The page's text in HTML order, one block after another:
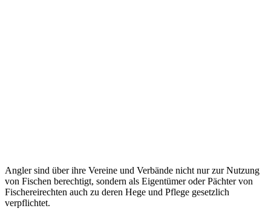
Angler sind über ihre Vereine und Verbände nicht nur zur Nutzung
von Fischen berechtigt, sondern als Eigentümer oder Pächter von
Fischereirechten auch zu deren Hege und Pflege gesetzlich
verpflichtet.